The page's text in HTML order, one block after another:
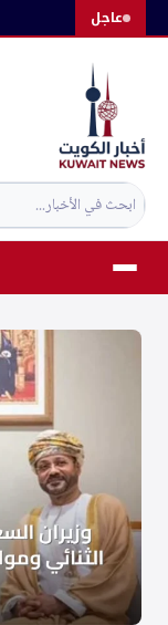
عاجلالتجاوز